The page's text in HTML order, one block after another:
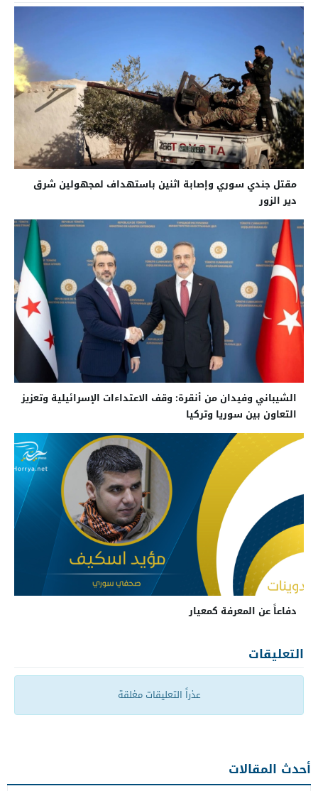
مقتل جندي سوري وإصابة اثنين باستهداف لمجهولين شرق
دير الزور
الشيباني وفيدان من أنقرة: وقف الاعتداءات الإسرائيلية وتعزيز
التعاون بين سوريا وتركيا
دفاعاً عن المعرفة كمعيار
التعليقات
عذراً التعليقات مغلقة
أحدث المقالات